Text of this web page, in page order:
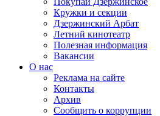
Кружки и секции
Дзержинский Арбат
Летний кинотеатр
Полезная информация
Вакансии
О нас
Реклама на сайте
Контакты
Архив
Сообщить о коррупции